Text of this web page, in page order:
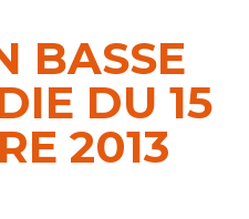
BASSE
DU 15
2013